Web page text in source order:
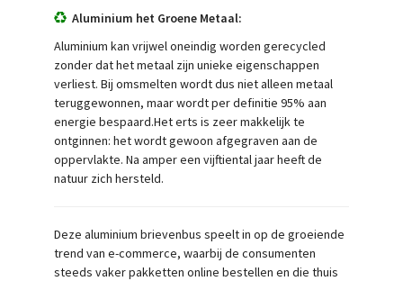
Aluminium het Groene Metaal:
Aluminium kan vrijwel oneindig worden gerecycled
zonder dat het metaal zijn unieke eigenschappen
verliest. Bij omsmelten wordt dus niet alleen metaal
teruggewonnen, maar wordt per definitie 95% aan
energie bespaard.Het erts is zeer makkelijk te
ontginnen: het wordt gewoon afgegraven aan de
oppervlakte. Na amper een vijftiental jaar heeft de
natuur zich hersteld.
Deze aluminium brievenbus speelt in op de groeiende
trend van e-commerce, waarbij de consumenten
steeds vaker pakketten online bestellen en die thuis